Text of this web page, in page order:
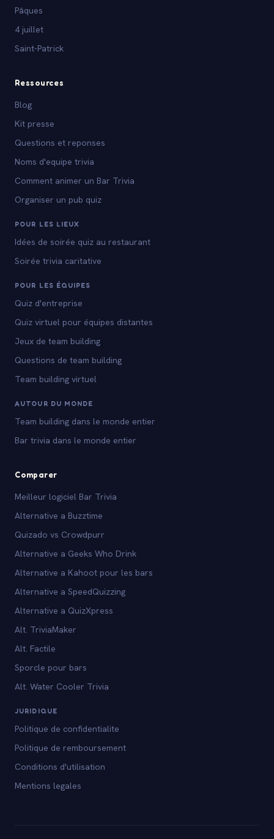
Pâques
4 juillet
Saint-Patrick
Ressources
Blog
Kit presse
Questions et reponses
Noms d'equipe trivia
Comment animer un Bar Trivia
Organiser un pub quiz
POUR LES LIEUX
Idées de soirée quiz au restaurant
Soirée trivia caritative
POUR LES ÉQUIPES
Quiz d'entreprise
Quiz virtuel pour équipes distantes
Jeux de team building
Questions de team building
Team building virtuel
AUTOUR DU MONDE
Team building dans le monde entier
Bar trivia dans le monde entier
Comparer
Meilleur logiciel Bar Trivia
Alternative a Buzztime
Quizado vs Crowdpurr
Alternative a Geeks Who Drink
Alternative a Kahoot pour les bars
Alternative a SpeedQuizzing
Alternative a QuizXpress
Alt. TriviaMaker
Alt. Factile
Sporcle pour bars
Alt. Water Cooler Trivia
JURIDIQUE
Politique de confidentialite
Politique de remboursement
Conditions d'utilisation
Mentions legales